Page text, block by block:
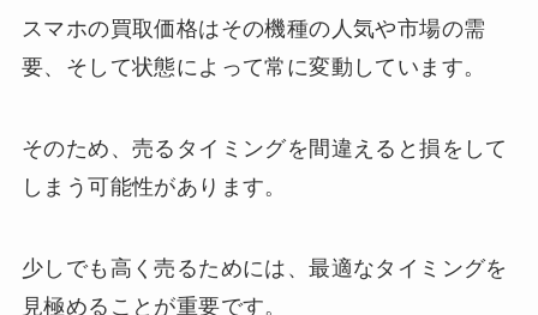
スマホの買取価格はその機種の人気や市場の需
要、そして状態によって常に変動しています。
そのため、売るタイミングを間違えると損をして
しまう可能性があります。
少しでも高く売るためには、最適なタイミングを
見極めることが重要です。